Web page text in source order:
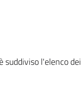
suddiviso l'elenco dei